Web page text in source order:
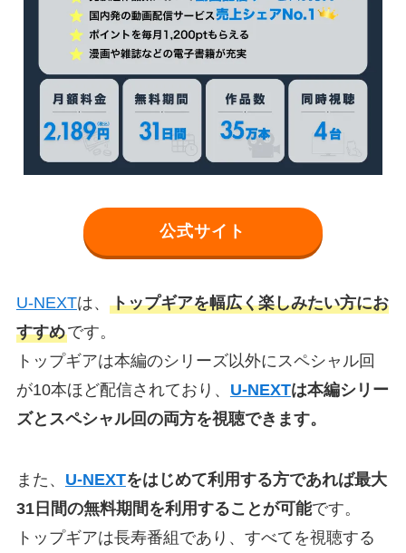
公式サイト
U-NEXTは、 トップギアを幅広く楽しみたい方にお
すすめです。
トップギアは本編のシリーズ以外にスペシャル回
が10本ほど配信されており、 U-NEXTは本編シリー
ズとスペシャル回の両方を視聴できます。
また、 U-NEXTをはじめて利用する方であれば最大
31日間の無料期間を利用することが可能です。
トップギアは長寿番組であり、すべてを視聴する